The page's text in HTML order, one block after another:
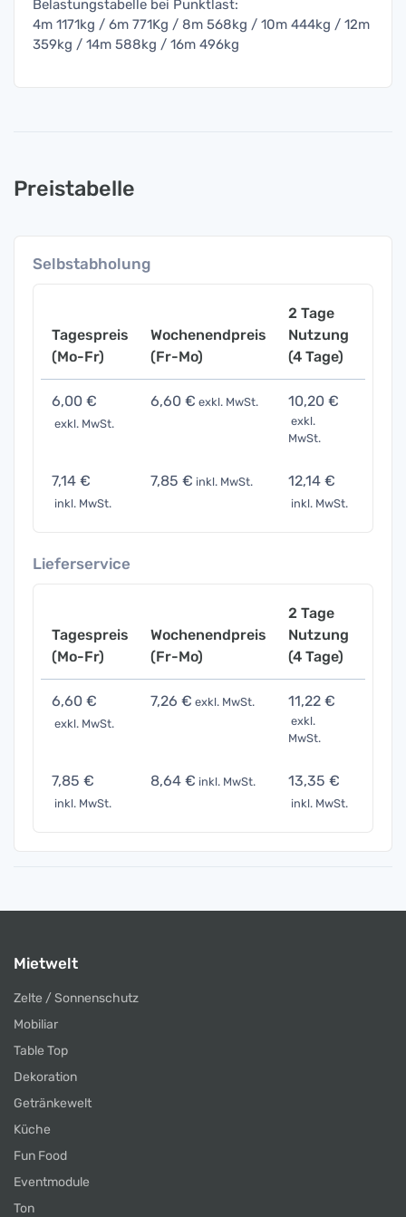
Belastungstabelle bei Punktlast:
4m 1171kg / 6m 771Kg / 8m 568kg / 10m 444kg / 12m
359kg / 14m 588kg / 16m 496kg
Preistabelle
Selbstabholung
Tagespreis
(Mo-Fr)
Wochenendpreis
(Fr-Mo)
2 Tage
Nutzung
(4 Tage)
6,00 €
exkl. MwSt.
6,60 € exkl. MwSt. 10,20 €
exkl.
MwSt.
7,14 €
inkl. MwSt.
7,85 € inkl. MwSt. 12,14 €
inkl. MwSt.
Lieferservice
Tagespreis
(Mo-Fr)
Wochenendpreis
(Fr-Mo)
2 Tage
Nutzung
(4 Tage)
6,60 €
exkl. MwSt.
7,26 € exkl. MwSt. 11,22 €
exkl.
MwSt.
7,85 €
inkl. MwSt.
8,64 € inkl. MwSt. 13,35 €
inkl. MwSt.
Mietwelt
Zelte / Sonnenschutz
Mobiliar
Table Top
Dekoration
Getränkewelt
Küche
Fun Food
Eventmodule
Ton